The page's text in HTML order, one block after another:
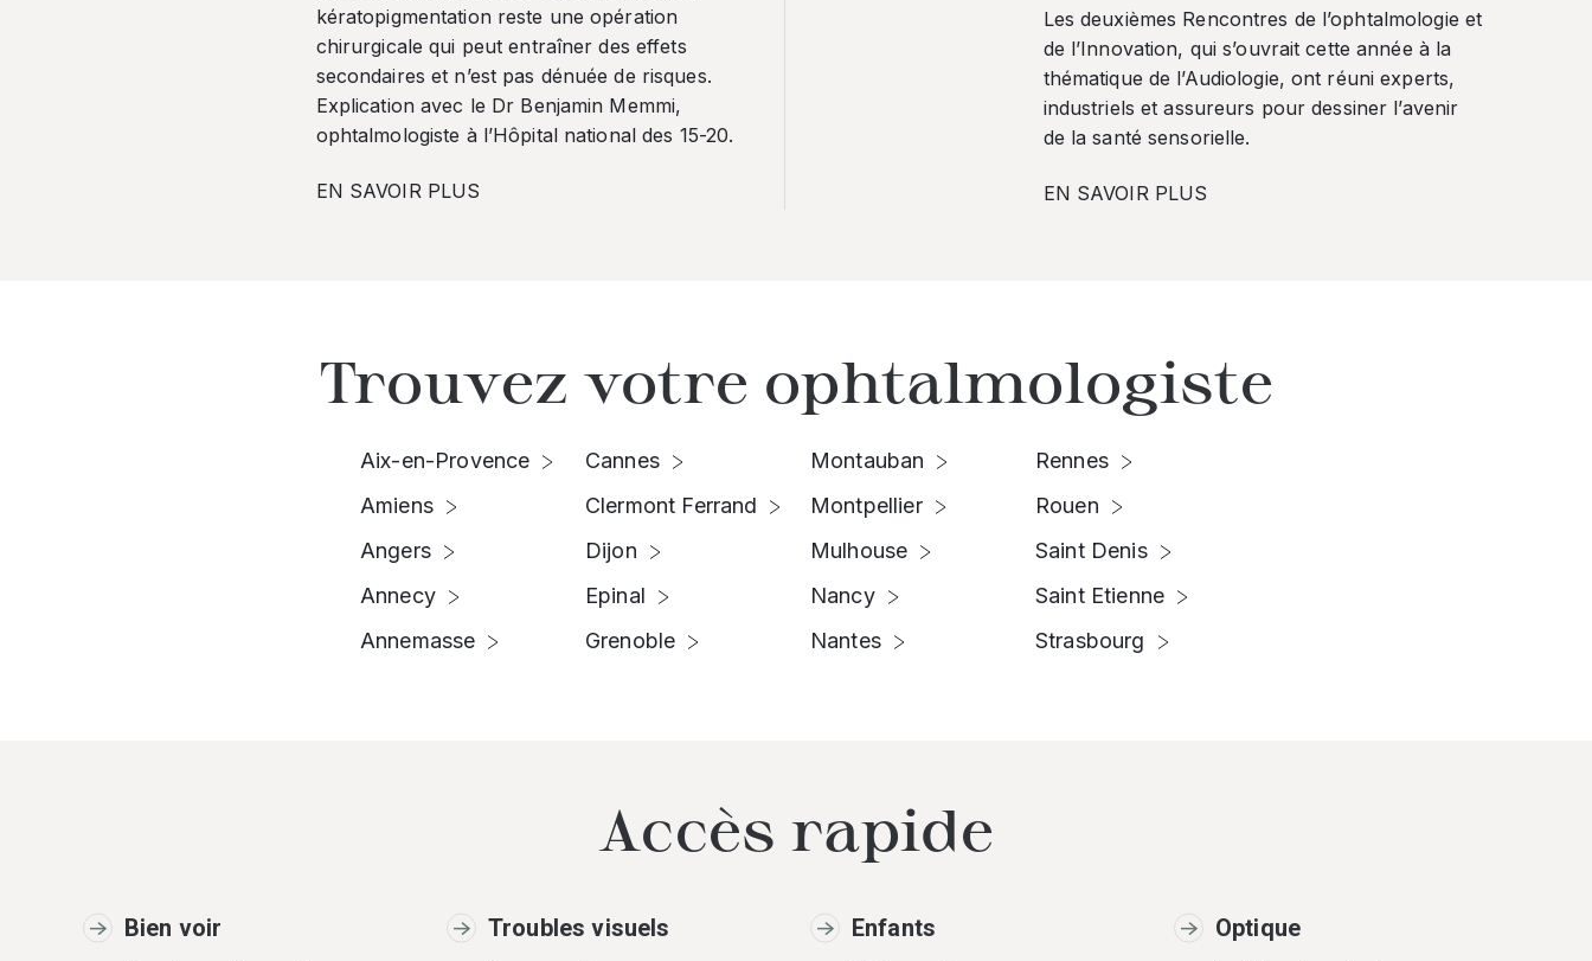
kératopigmentation reste une opération
chirurgicale qui peut entraîner des effets
secondaires et n’est pas dénuée de risques.
Explication avec le Dr Benjamin Memmi,
ophtalmologiste à l’Hôpital national des 15-20.
EN SAVOIR PLUS
Les deuxièmes Rencontres de l’ophtalmologie et
de l’Innovation, qui s’ouvrait cette année à la
thématique de l’Audiologie, ont réuni experts,
industriels et assureurs pour dessiner l’avenir
de la santé sensorielle.
EN SAVOIR PLUS
Trouvez votre ophtalmologiste
Aix-en-Provence
Amiens
Angers
Annecy
Annemasse
Cannes
Clermont Ferrand
Dijon
Epinal
Grenoble
Montauban
Montpellier
Mulhouse
Nancy
Nantes
Rennes
Rouen
Saint Denis
Saint Etienne
Strasbourg
Accès rapide
Bien voir Troubles visuels Enfants Optique